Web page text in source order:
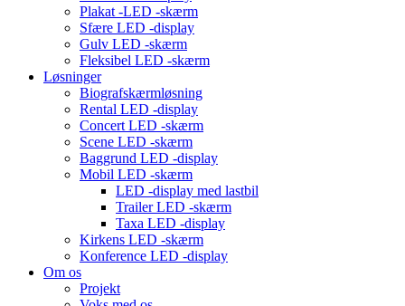
Plakat -LED -skærm
Sfære LED -display
Gulv LED -skærm
Fleksibel LED -skærm
Løsninger
Biografskærmløsning
Rental LED -display
Concert LED -skærm
Scene LED -skærm
Baggrund LED -display
Mobil LED -skærm
LED -display med lastbil
Trailer LED -skærm
Taxa LED -display
Kirkens LED -skærm
Konference LED -display
Om os
Projekt